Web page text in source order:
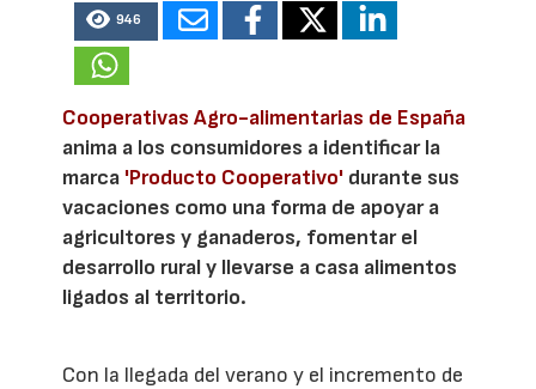
946
Cooperativas Agro-alimentarias de España
anima a los consumidores a identificar la
marca 'Producto Cooperativo' durante sus
vacaciones como una forma de apoyar a
agricultores y ganaderos, fomentar el
desarrollo rural y llevarse a casa alimentos
ligados al territorio.
Con la llegada del verano y el incremento de